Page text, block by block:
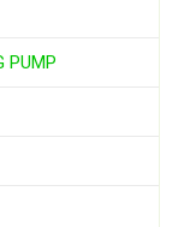
PUMP